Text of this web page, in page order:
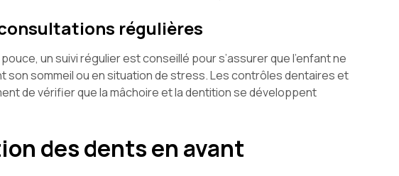
régulières
un suivi régulier est conseillé pour s’assurer que l’enfant ne
sommeil ou en situation de stress. Les contrôles dentaires et
de vérifier que la mâchoire et la dentition se développent
des dents en avant